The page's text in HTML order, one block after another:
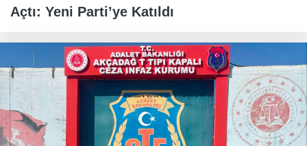
Açtı: Yeni Parti’ye Katıldı